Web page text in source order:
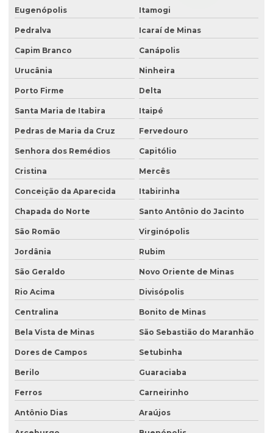
Eugenópolis Itamogi
Pedralva Icaraí de Minas
Capim Branco Canápolis
Urucânia Ninheira
Porto Firme Delta
Santa Maria de Itabira Itaipé
Pedras de Maria da Cruz Fervedouro
Senhora dos Remédios Capitólio
Cristina Mercês
Conceição da Aparecida Itabirinha
Chapada do Norte Santo Antônio do Jacinto
São Romão Virginópolis
Jordânia Rubim
São Geraldo Novo Oriente de Minas
Rio Acima Divisópolis
Centralina Bonito de Minas
Bela Vista de Minas São Sebastião do Maranhão
Dores de Campos Setubinha
Berilo Guaraciaba
Ferros Carneirinho
Antônio Dias Araújos